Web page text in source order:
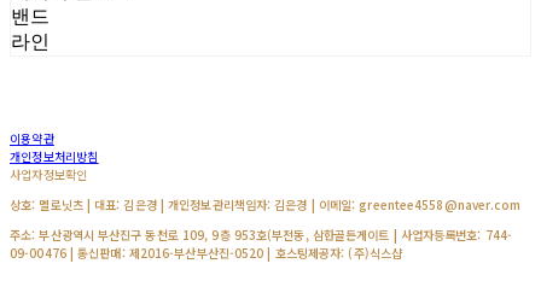
밴드
라인
이용약관
개인정보처리방침
사업자정보확인
상호: 멜로닛츠 | 대표: 김은경 | 개인정보관리책임자: 김은경 | 이메일: greentee4558@naver.com
주소: 부산광역시 부산진구 동천로 109, 9층 953호(부전동, 삼한골든게이트 | 사업자등록번호: 744-
09-00476| 통신판매: 제2016-부산부산진-0520 | 호스팅제공자: (주)식스샵